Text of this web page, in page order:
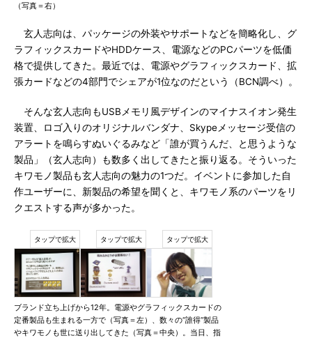
（写真＝右）
玄人志向は、パッケージの外装やサポートなどを簡略化し、グ
ラフィックスカードやHDDケース、電源などのPCパーツを低価
格で提供してきた。最近では、電源やグラフィックスカード、拡
張カードなどの4部門でシェアが1位なのだという（BCN調べ）。
そんな玄人志向もUSBメモリ風デザインのマイナスイオン発生
装置、ロゴ入りのオリジナルバンダナ、Skypeメッセージ受信の
アラートを鳴らすぬいぐるみなど「誰が買うんだ、と思うような
製品」（玄人志向）も数多く出してきたと振り返る。そういった
キワモノ製品も玄人志向の魅力の1つだ。イベントに参加した自
作ユーザーに、新製品の希望を聞くと、キワモノ系のパーツをリ
クエストする声が多かった。
ブランド立ち上げから12年。電源やグラフィックスカードの
定番製品も生まれる一方で（写真＝左）、数々の“誰得”製品
やキワモノも世に送り出してきた（写真＝中央）。当日、指